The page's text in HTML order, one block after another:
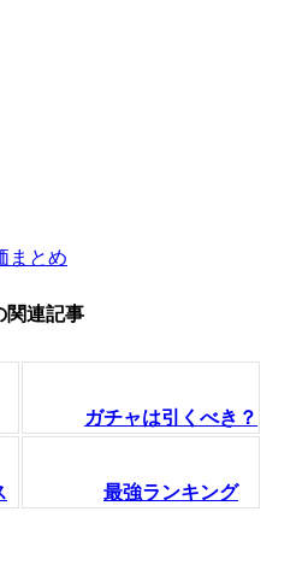
まとめ
関連記事
ガチャは引くべき？
最強ランキング